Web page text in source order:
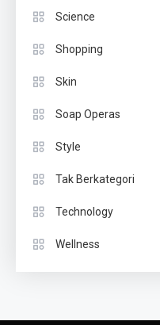
Science
Shopping
Skin
Soap Operas
Style
Tak Berkategori
Technology
Wellness